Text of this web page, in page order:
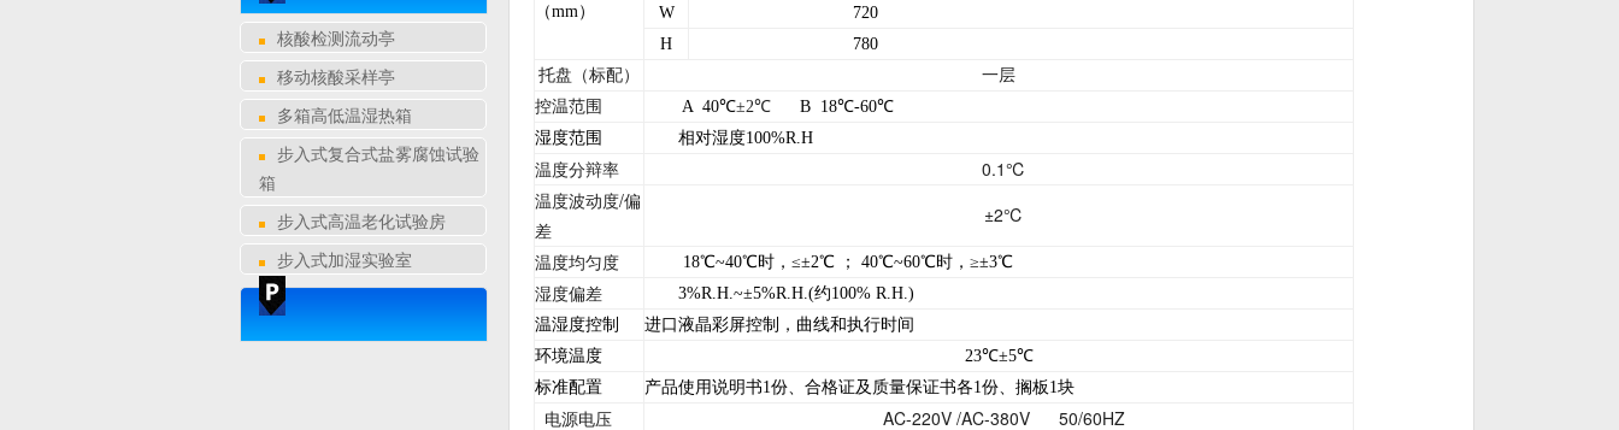
核酸检测流动亭
移动核酸采样亭
多箱高低温湿热箱
步入式复合式盐雾腐蚀试验
箱
步入式高温老化试验房
步入式加湿实验室
（mm）
W
720
H
780
托盘（标配）
一层
控温范围
A 40℃±2℃ B 18℃-60℃
湿度范围
相对湿度100%R.H
温度分辩率 0.1℃
温度波动度/偏
差
±2℃
温度均匀度
18℃~40℃时，≤±2℃ ； 40℃~60℃时，≥±3℃
湿度偏差 3%R.H.~±5%R.H.(约100% R.H.)
温湿度控制
进口液晶彩屏控制，曲线和执行时间
环境温度
23℃±5℃
标准配置
产品使用说明书1份、合格证及质量保证书各1份、搁板 1块
电源电压 AC-220V /AC-380V 50/60HZ